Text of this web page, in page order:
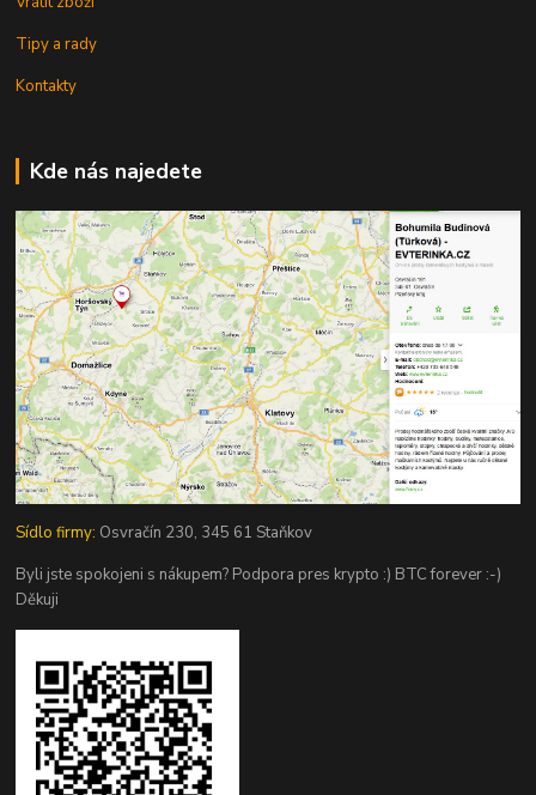
Tipy a rady
Kontakty
Kde nás najedete
Sídlo firmy: Osvračín 230, 345 61 Staňkov
Byli jste spokojeni s nákupem? Podpora pres krypto :) BTC forever :-)
Děkuji